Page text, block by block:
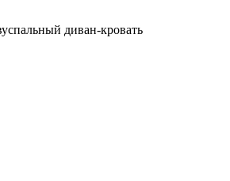
диван-кровать